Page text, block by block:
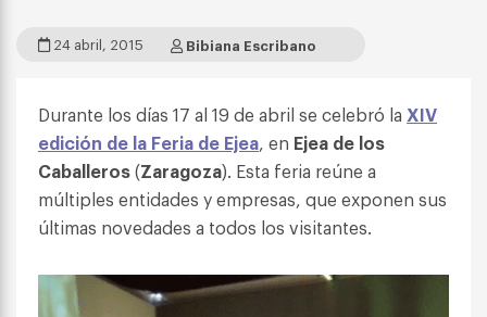
24 abril, 2015 Bibiana Escribano
Durante los días 17 al 19 de abril se celebró la XIV
edición de la Feria de Ejea, en Ejea de los
Caballeros(Zaragoza). Esta feria reúne a
múltiples entidades y empresas, que exponen sus
últimas novedades a todos los visitantes.